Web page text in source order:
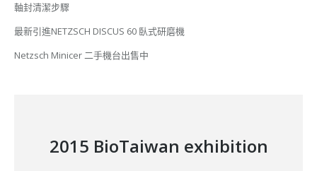
軸封清潔步驟
最新引進NETZSCH DISCUS 60 臥式研磨機
Netzsch Minicer 二手機台出售中
2015 BioTaiwan exhibition